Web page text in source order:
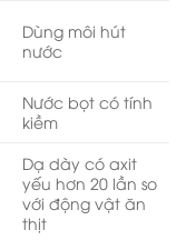
Dùng môi hút
nước
Nước bọt có tính
kiềm
Dạ dày có axit
yếu hơn 20 lần so
với động vật ăn
thịt